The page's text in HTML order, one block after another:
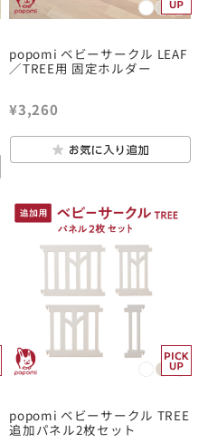
popomi ベビーサークル LEAF
／TREE用 固定ホルダー
¥3,260
popomi ベビーサークル TREE
追加パネル2枚セット